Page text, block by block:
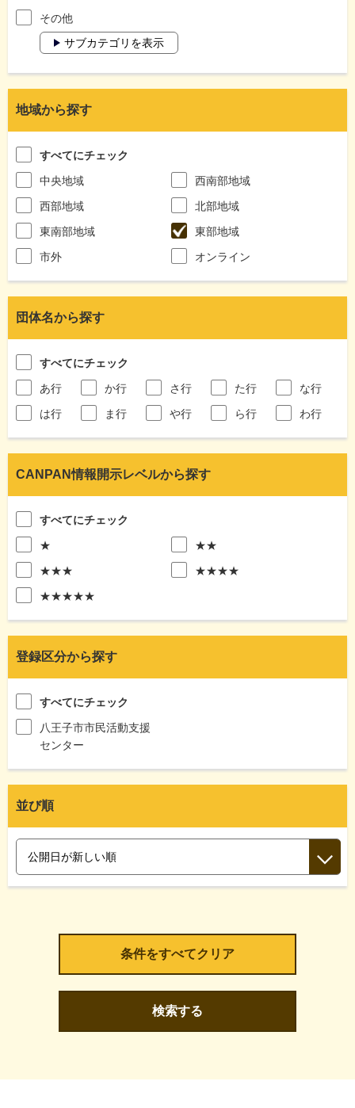
その他
サブカテゴリを表示
地域から探す
すべてにチェック
中央地域
西南部地域
西部地域
北部地域
東南部地域
東部地域
市外
オンライン
団体名から探す
すべてにチェック
あ行
か行 さ行 た行
な行
は行
ま行 や行 ら行 わ行
CANPAN情報開示レベルから探す
すべてにチェック
★
★★
★★★
★★★★
★★★★★
登録区分から探す
すべてにチェック
八王子市市民活動支援
センター
並び順
検索する